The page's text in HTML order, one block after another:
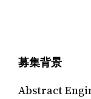
募集背景
Abstract